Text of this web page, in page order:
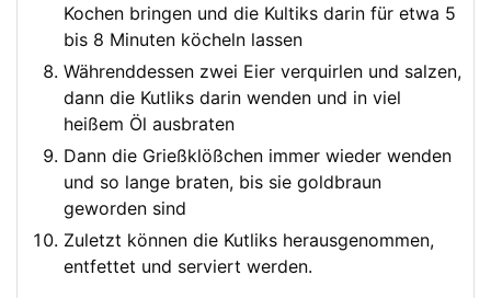
Kochen bringen und die Kultiks darin für etwa 5
bis 8 Minuten köcheln lassen
Währenddessen zwei Eier verquirlen und salzen,
dann die Kutliks darin wenden und in viel
heißem Öl ausbraten
Dann die Grießklößchen immer wieder wenden
und so lange braten, bis sie goldbraun
geworden sind
Zuletzt können die Kutliks herausgenommen,
entfettet und serviert werden.